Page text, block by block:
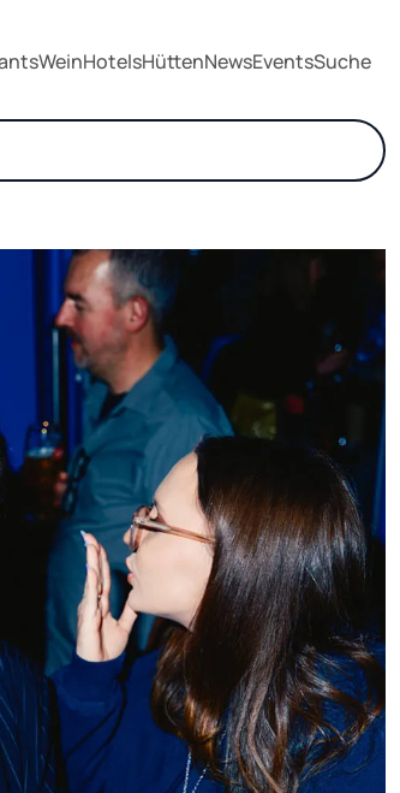
WeinHotelsHüttenNewsEventsSuche